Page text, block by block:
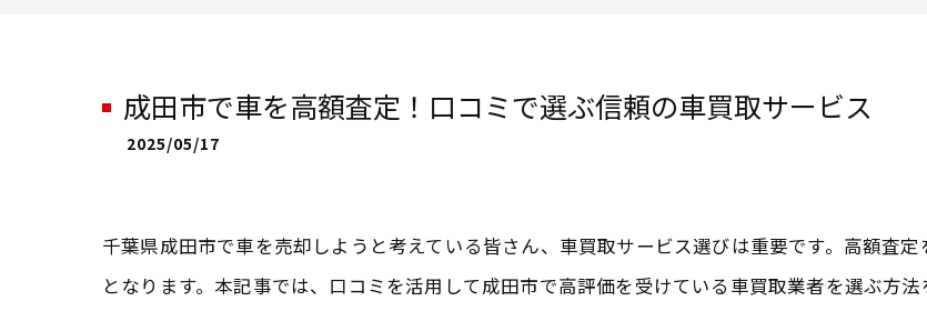
成田市で車を高額査定！口コミで選ぶ信頼の車買取サービス
2025/05/17
千葉県成田市で車を売却しようと考えている皆さん、車買取サービス選びは重要です。高額査
となります。本記事では、口コミを活用して成田市で高評価を受けている車買取業者を選ぶ方